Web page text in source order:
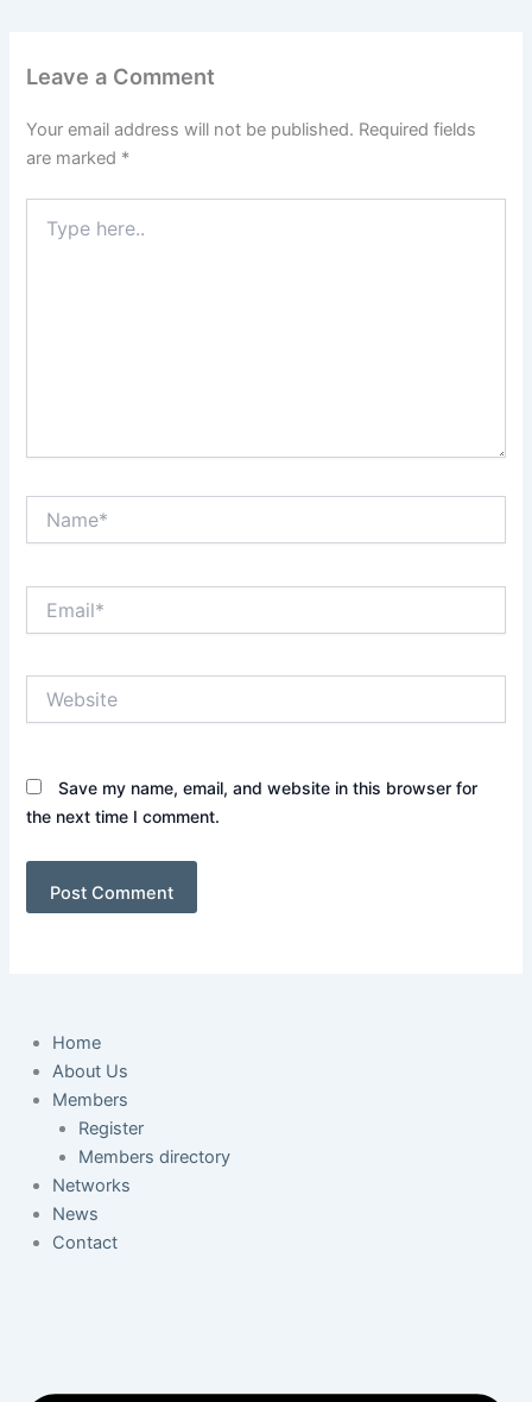
Leave a Comment
Your email address will not be published. Required fields
are marked *
here..
Save my name, email, and website in this browser for
the next time I comment.
Home
About Us
Members
Register
Members directory
Networks
News
Contact